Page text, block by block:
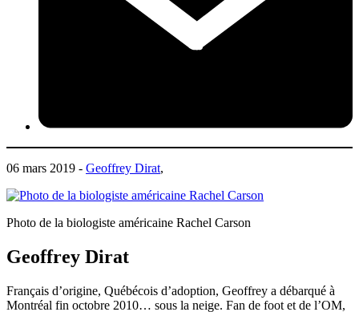
06 mars 2019 - Geoffrey Dirat,
Photo de la biologiste américaine Rachel Carson
Geoffrey Dirat
Français d’origine, Québécois d’adoption, Geoffrey a débarqué à
Montréal fin octobre 2010… sous la neige. Fan de foot et de l’OM,